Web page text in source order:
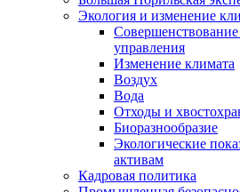
Экология и изменение
управления
Изменение климата
Воздух
Вода
Отходы и
Биоразнообразие
Экологические
активам
Кадровая политика